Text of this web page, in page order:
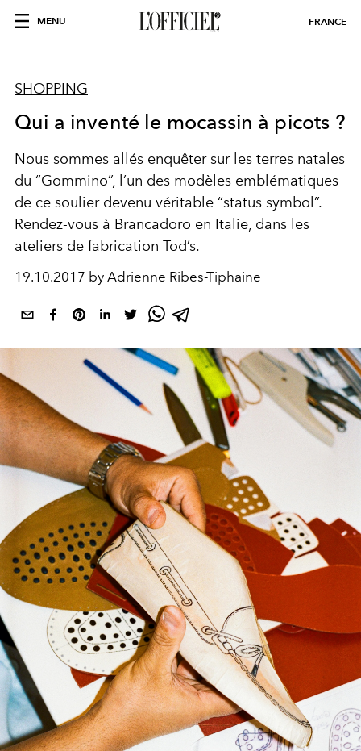
MENU FRANCE
SHOPPING
Qui a inventé le mocassin à picots ?
Nous sommes allés enquêter sur les terres natales
du “Gommino”, l’un des modèles emblématiques
de ce soulier devenu véritable “status symbol”.
Rendez-vous à Brancadoro en Italie, dans les
ateliers de fabrication Tod’s.
19.10.2017 by Adrienne Ribes-Tiphaine